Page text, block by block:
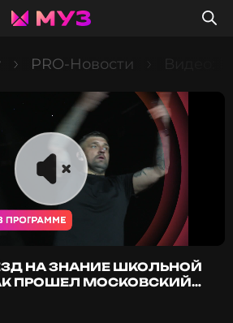
PRO-Новости
НА ЗНАНИЕ ШКОЛЬНОЙ
ПРОШЕЛ МОСКОВСКИЙ